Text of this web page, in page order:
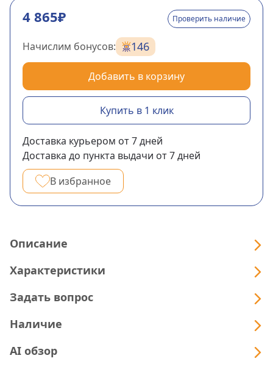
4 865₽ Проверить наличие
Начислим бонусов: 146
Добавить в корзину
Купить в 1 клик
Доставка курьером от 7дней
Доставка до пункта выдачи от 7дней
В избранное
Описание
Характеристики
Задать вопрос
Наличие
AI обзор